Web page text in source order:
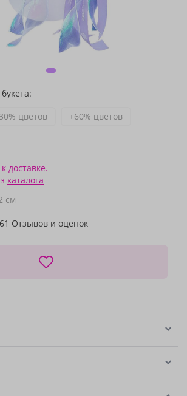
цветов +60% цветов
доставке.
каталога
см
61 Отзывов и оценок